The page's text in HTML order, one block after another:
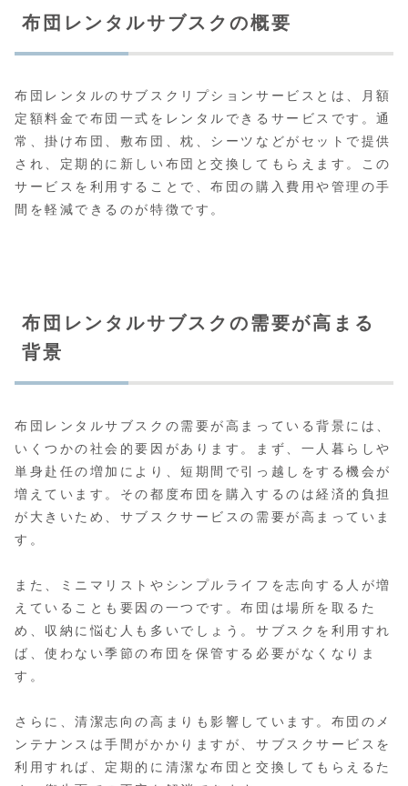
布団レンタルサブスクの概要
布団レンタルのサブスクリプションサービスとは、月額
定額料金で布団一式をレンタルできるサービスです。通
常、掛け布団、敷布団、枕、シーツなどがセットで提供
され、定期的に新しい布団と交換してもらえます。この
サービスを利用することで、布団の購入費用や管理の手
間を軽減できるのが特徴です。
布団レンタルサブスクの需要が高まる
背景
布団レンタルサブスクの需要が高まっている背景には、
いくつかの社会的要因があります。まず、一人暮らしや
単身赴任の増加により、短期間で引っ越しをする機会が
増えています。その都度布団を購入するのは経済的負担
が大きいため、サブスクサービスの需要が高まっていま
す。
また、ミニマリストやシンプルライフを志向する人が増
えていることも要因の一つです。布団は場所を取るた
め、収納に悩む人も多いでしょう。サブスクを利用すれ
ば、使わない季節の布団を保管する必要がなくなりま
す。
さらに、清潔志向の高まりも影響しています。布団のメ
ンテナンスは手間がかかりますが、サブスクサービスを
利用すれば、定期的に清潔な布団と交換してもらえるた